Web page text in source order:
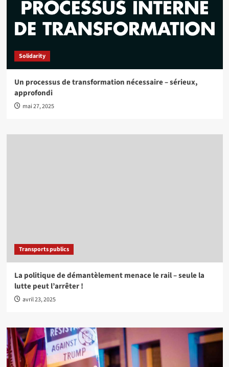
Solidarity
Un processus de transformation nécessaire – sérieux,
approfondi
mai 27, 2025
Transports publics
La politique de démantèlement menace le rail – seule la
lutte peut l’arrêter !
avril 23, 2025